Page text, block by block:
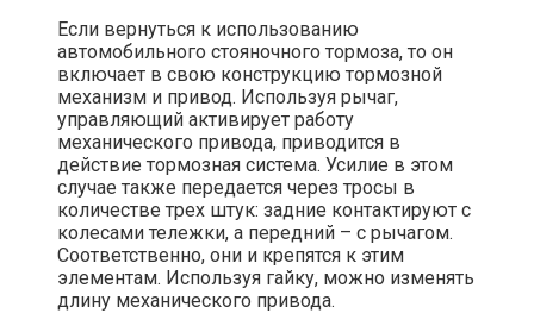
Если вернуться к использованию
автомобильного стояночного тормоза, то он
включает в свою конструкцию тормозной
механизм и привод. Используя рычаг,
управляющий активирует работу
механического привода, приводится в
действие тормозная система. Усилие в этом
случае также передается через тросы в
количестве трех штук: задние контактируют с
колесами тележки, а передний – с рычагом.
Соответственно, они и крепятся к этим
элементам. Используя гайку, можно изменять
длину механического привода.